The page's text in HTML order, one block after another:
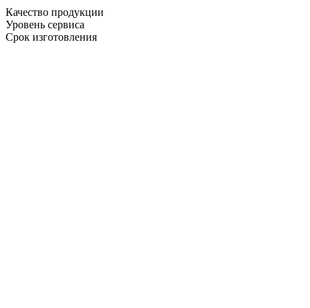
Качество продукции
Уровень сервиса
Срок изготовления